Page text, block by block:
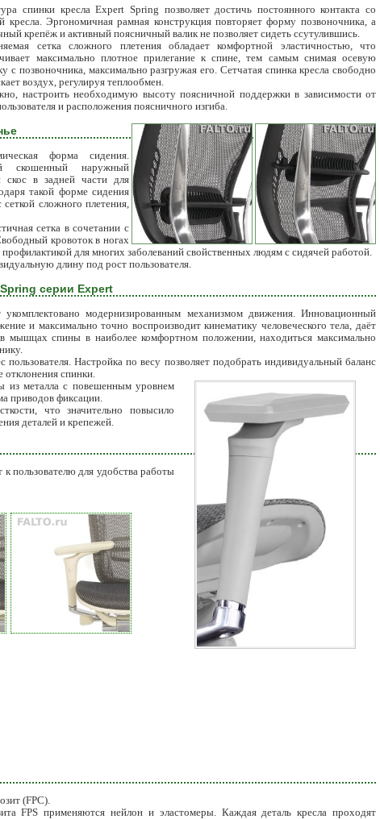
спинки кресла Expert Spring позволяет достичь постоянного контакта со
кресла. Эргономичная рамная конструкция повторяет форму позвоночника, а
крепёж и активный поясничный валик не позволяет сидеть ссутулившись.
сетка сложного плетения обладает комфортной эластичностью, что
максимально плотное прилегание к спине, тем самым снимая осевую
с позвоночника, максимально разгружая его. Сетчатая спинка кресла свободно
воздух, регулируя теплообмен.
настроить необходимую высоту поясничной поддержки в зависимости от
и расположения поясничного изгиба.
форма сидения.
скошенный наружный
скос в задней части для
такой форме сидения
сложного плетения,
сетка в сочетании с
кровоток в ногах
для многих заболеваний свойственных людям с сидячей работой.
длину под рост пользователя.
серии Expert
укомплектовано модернизированным механизмом движения. Инновационный
и максимально точно воспроизводит кинематику человеческого тела, даёт
мышцах спины в наиболее комфортном положении, находиться максимально
пользователя. Настройка по весу позволяет подобрать индивидуальный баланс
спинки.
из металла с повешенным уровнем
приводов фиксации.
что значительно повысило
деталей и крепежей.
пользователю для удобства работы
(FPC).
FPS применяются нейлон и эластомеры. Каждая деталь кресла проходят